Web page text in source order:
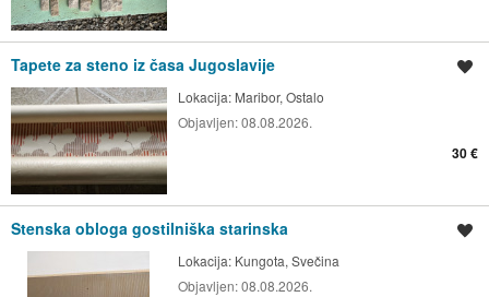
Tapete za steno iz časa Jugoslavije
Lokacija: Maribor, Ostalo
Objavljen:08.08.2026.
30 €
Stenska obloga gostilniška starinska
Lokacija: Kungota, Svečina
Objavljen:08.08.2026.